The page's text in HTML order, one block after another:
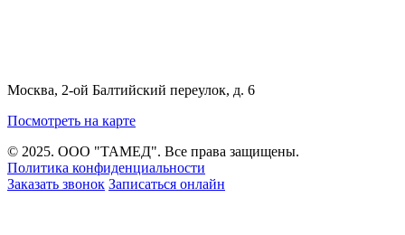
Москва, 2-ой Балтийский переулок, д. 6
Посмотреть на карте
© 2025. ООО "ТАМЕД". Все права защищены.
Политика конфиденциальности
Заказать звонок Записаться онлайн